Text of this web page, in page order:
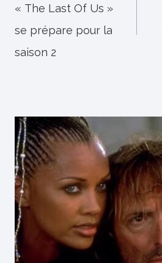
l’article
« The Last Of Us »
se prépare pour la
saison 2